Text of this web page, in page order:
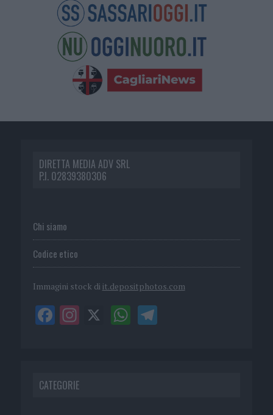
DIRETTA MEDIA ADV SRL
P.I. 02839380306
Chi siamo
Codice etico
Immagini stock di it.depositphotos.com
CATEGORIE